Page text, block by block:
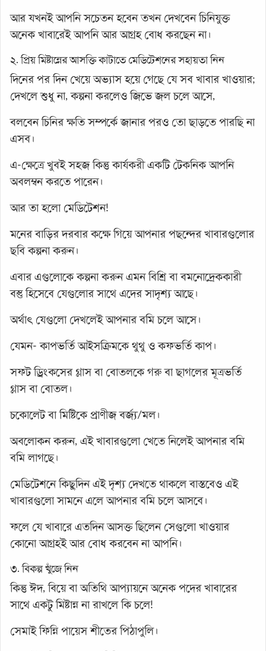
আর যখনই আপনি সচেতন হবেন তখন দেখবেন চিনিযুক্ত
অনেক খাবারেই আপনি আর আগ্রহ বোধ করছেন না।
২. প্রিয় মিষ্টান্নের আসক্তি কাটাতে মেডিটেশনের সহায়তা নিন
দিনের পর দিন খেয়ে অভ্যাস হয়ে গেছে যে সব খাবার খাওয়ার;
দেখলে শুধু না, কল্পনা করলেও জিভে জল চলে আসে,
বলবেন চিনির ক্ষতি সম্পর্কে জানার পরও তো ছাড়তে পারছি না
এসব।
এ-ক্ষেত্রে খুবই সহজ কিন্তু কার্যকরী একটি টেকনিক আপনি
অবলম্বন করতে পারেন।
আর তা হলো মেডিটেশন!
মনের বাড়ির দরবার কক্ষে গিয়ে আপনার পছন্দের খাবারগুলোর
ছবি কল্পনা করুন।
এবার এগুলোকে কল্পনা করুন এমন বিশ্রি বা বমনোদ্রেককারী
বস্তু হিসেবে যেগুলোর সাথে এদের সাদৃশ্য আছে।
অর্থাৎ যেগুলো দেখলেই আপনার বমি চলে আসে।
যেমন- কাপভর্তি আইসক্রিমকে থুথু ও কফভর্তি কাপ।
সফট ড্রিংকসের গ্লাস বা বোতলকে গরু বা ছাগলের মূত্রভর্তি
গ্লাস বা বোতল।
চকোলেট বা মিষ্টিকে প্রাণীজ বর্জ্য/মল।
অবলোকন করুন, এই খাবারগুলো খেতে নিলেই আপনার বমি
বমি লাগছে।
মেডিটেশনে কিছুদিন এই দৃশ্য দেখতে থাকলে বাস্তবেও এই
খাবারগুলো সামনে এলে আপনার বমি চলে আসবে।
ফলে যে খাবারে এতদিন আসক্ত ছিলেন সেগুলো খাওয়ার
কোনো আগ্রহই আর বোধ করবেন না আপনি।
৩. বিকল্প খুঁজে নিন
কিন্তু ঈদ, বিয়ে বা অতিথি আপ্যায়নে অনেক পদের খাবারের
সাথে একটু মিষ্টান্ন না রাখলে কি চলে!
সেমাই ফিন্নি পায়েস শীতের পিঠাপুলি।